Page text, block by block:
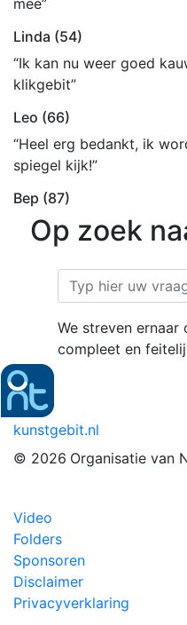
mee”
Linda (54)
“Ik kan nu weer goed
klikgebit”
Leo (66)
“Heel erg bedankt, ik
spiegel kijk!”
Bep (87)
Op zoek
We streven
compleet en
kunstgebit.nl
© 2026 Organisatie van
Video
Folders
Sponsoren
Disclaimer
Privacyverklaring